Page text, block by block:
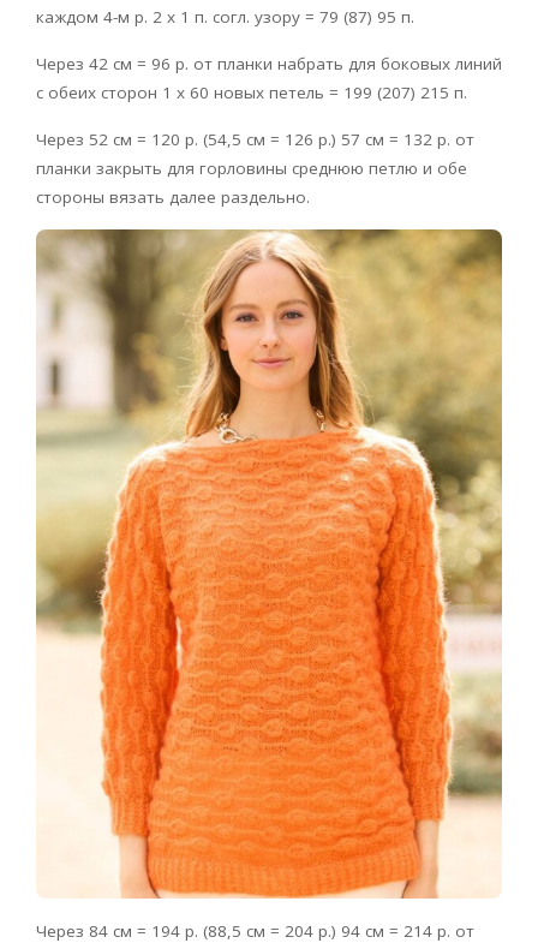
каждом 4-м р. 2 x 1 п. согл. узору = 79 (87) 95 п.
Через 42 см = 96 р. от планки набрать для боковых линий
с обеих сторон 1 x 60 новых петель = 199 (207) 215 п.
Через 52 см = 120 р. (54,5 см = 126 р.) 57 см = 132 р. от
планки закрыть для горловины среднюю петлю и обе
стороны вязать далее раздельно.
Через 84 см = 194 р. (88,5 см = 204 р.) 94 см = 214 р. от